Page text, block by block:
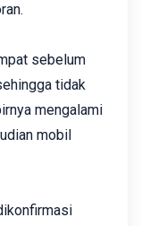
sebelum
tidak
mengalami
mobil